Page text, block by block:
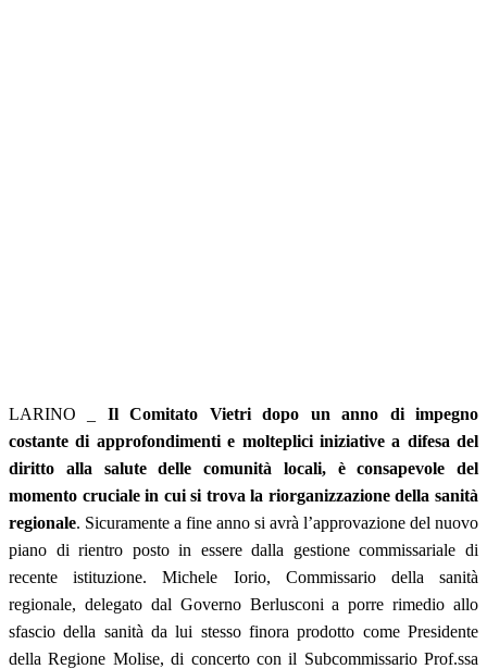
LARINO _ Il Comitato Vietri dopo un anno di impegno
costante di approfondimenti e molteplici iniziative a difesa del
diritto alla salute delle comunità locali, è consapevole del
momento cruciale in cui si trova la riorganizzazione della sanità
regionale. Sicuramente a fine anno si avrà l’approvazione del nuovo
piano di rientro posto in essere dalla gestione commissariale di
recente istituzione. Michele Iorio, Commissario della sanità
regionale, delegato dal Governo Berlusconi a porre rimedio allo
sfascio della sanità da lui stesso finora prodotto come Presidente
della Regione Molise, di concerto con il Subcommissario Prof.ssa